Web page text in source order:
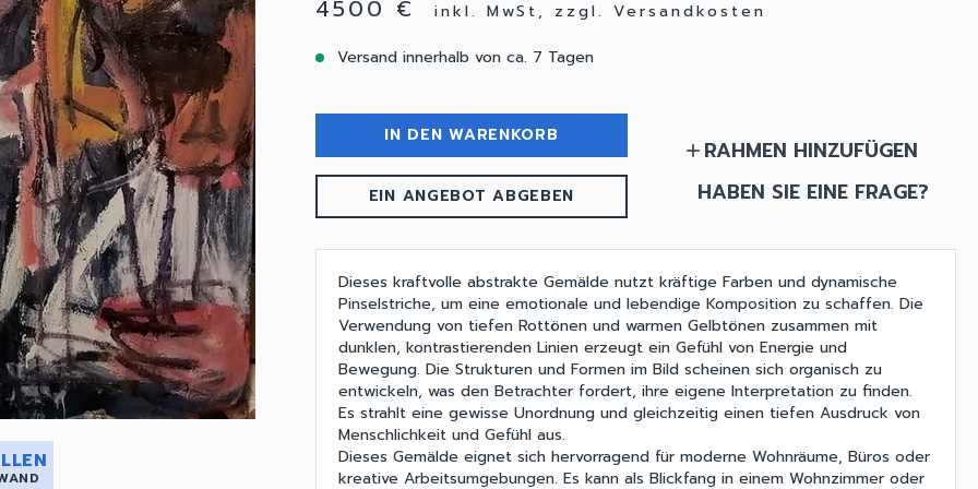
4500 €
inkl. MwSt, zzgl. Versandkosten
Versand innerhalb von ca. 7 Tagen
IN DEN WARENKORB
EIN ANGEBOT ABGEBEN
add RAHMEN HINZUFÜGEN
HABEN SIE EINE FRAGE?
Dieses kraftvolle abstrakte Gemälde nutzt kräftige Farben und dynamische
Pinselstriche, um eine emotionale und lebendige Komposition zu schaffen. Die
Verwendung von tiefen Rottönen und warmen Gelbtönen zusammen mit
dunklen, kontrastierenden Linien erzeugt ein Gefühl von Energie und
Bewegung. Die Strukturen und Formen im Bild scheinen sich organisch zu
entwickeln, was den Betrachter fordert, ihre eigene Interpretation zu finden.
Es strahlt eine gewisse Unordnung und gleichzeitig einen tiefen Ausdruck von
Menschlichkeit und Gefühl aus.
Dieses Gemälde eignet sich hervorragend für moderne Wohnräume, Büros oder
kreative Arbeitsumgebungen. Es kann als Blickfang in einem Wohnzimmer oder